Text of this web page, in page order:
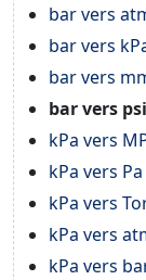
bar vers
bar vers
bar vers
bar vers psi
kPa vers
kPa vers Pa
kPa vers
kPa vers
kPa vers